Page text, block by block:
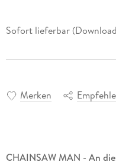
Sofort lieferbar
Merken
CHAINSAW MAN - An